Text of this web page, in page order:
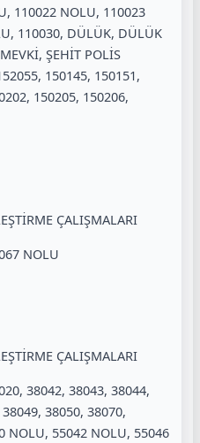
110022 NOLU, 110023
110030, DÜLÜK, DÜLÜK
ŞEHİT POLİS
150145, 150151,
150205, 150206,
ÇALIŞMALARI
NOLU
ÇALIŞMALARI
38042, 38043, 38044,
38050, 38070,
NOLU, 55042 NOLU, 55046